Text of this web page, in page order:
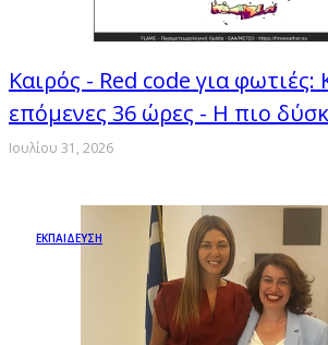
Καιρός - Red code για φωτιές:
επόμενες 36 ώρες - Η πιο
Ιουλίου 31, 2026
ΕΚΠΑΙΔΕΥΣΗ